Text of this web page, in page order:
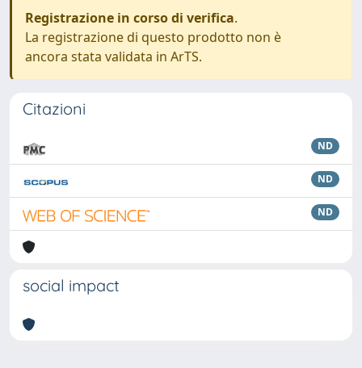
Registrazione in corso di verifica.
La registrazione di questo prodotto non è
ancora stata validata in ArTS.
Citazioni
ND
ND
ND
social impact